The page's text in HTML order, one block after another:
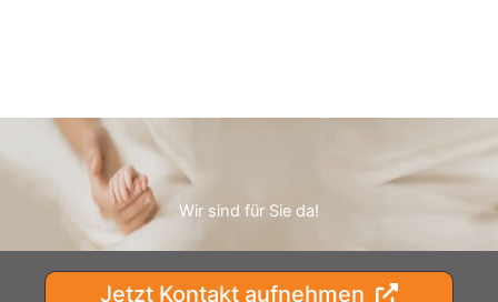
Wir sind für Sie da!
Jetzt Kontakt aufnehmen